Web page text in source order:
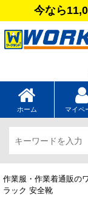
今なら
ホーム マイペ
作業服・作業着通販の
ラック 安全靴